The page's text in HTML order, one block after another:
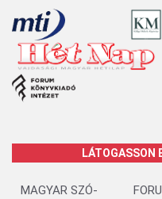
LÁTOGASSON
MAGYAR SZÓ-